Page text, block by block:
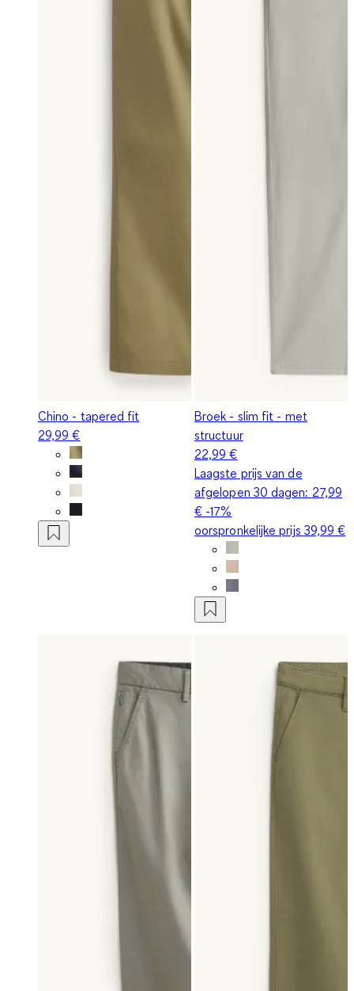
Chino - tapered fit
29,99 €
Broek - slim fit - met
structuur
22,99 €
Laagste prijs van de
afgelopen 30 dagen: 27,99
€ -17%
oorspronkelijke prijs 39,99 €